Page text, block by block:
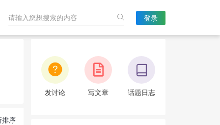
登录
排序
发讨论 写文章 话题日志